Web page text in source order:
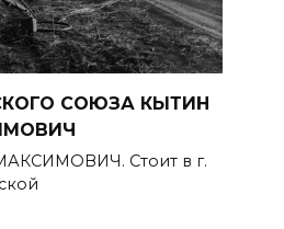
СОЮЗА КЫТИН
Стоит в г.